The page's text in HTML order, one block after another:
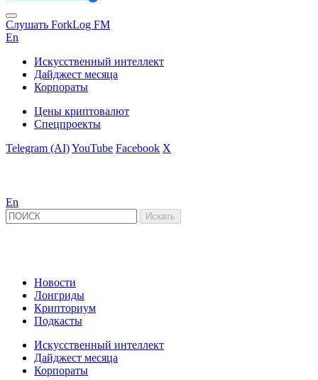
Слушать ForkLog FM
En
Искусственный интеллект
Дайджест месяца
Корпораты
Цены криптовалют
Спецпроекты
Telegram (AI)YouTube Facebook X
En
Новости
Лонгриды
Крипториум
Подкасты
Искусственный интеллект
Дайджест месяца
Корпораты